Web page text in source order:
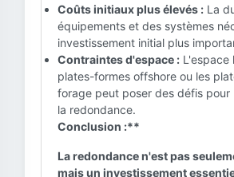
Coûts initiaux plus élevés : La
équipements et des systèmes
investissement initial plus
Contraintes d'espace : L'espace
plates-formes offshore ou les
forage peut poser des défis pour
la redondance.
Conclusion :**
La redondance n'est pas
mais un investissement